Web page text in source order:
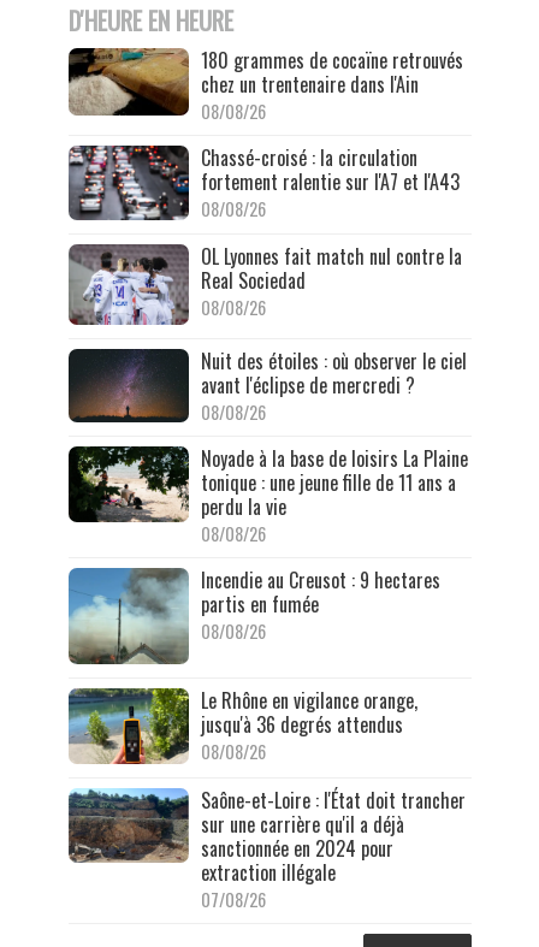
D'HEURE EN HEURE
180 grammes de cocaïne retrouvés
chez un trentenaire dans l'Ain
08/08/26
Chassé-croisé : la circulation
fortement ralentie sur l'A7 et l'A43
08/08/26
OL Lyonnes fait match nul contre la
Real Sociedad
08/08/26
Nuit des étoiles : où observer le ciel
avant l'éclipse de mercredi ?
08/08/26
Noyade à la base de loisirs La Plaine
tonique : une jeune fille de 11 ans a
perdu la vie
08/08/26
Incendie au Creusot : 9 hectares
partis en fumée
08/08/26
Le Rhône en vigilance orange,
jusqu'à 36 degrés attendus
08/08/26
Saône-et-Loire : l'État doit trancher
sur une carrière qu'il a déjà
sanctionnée en 2024 pour
extraction illégale
07/08/26